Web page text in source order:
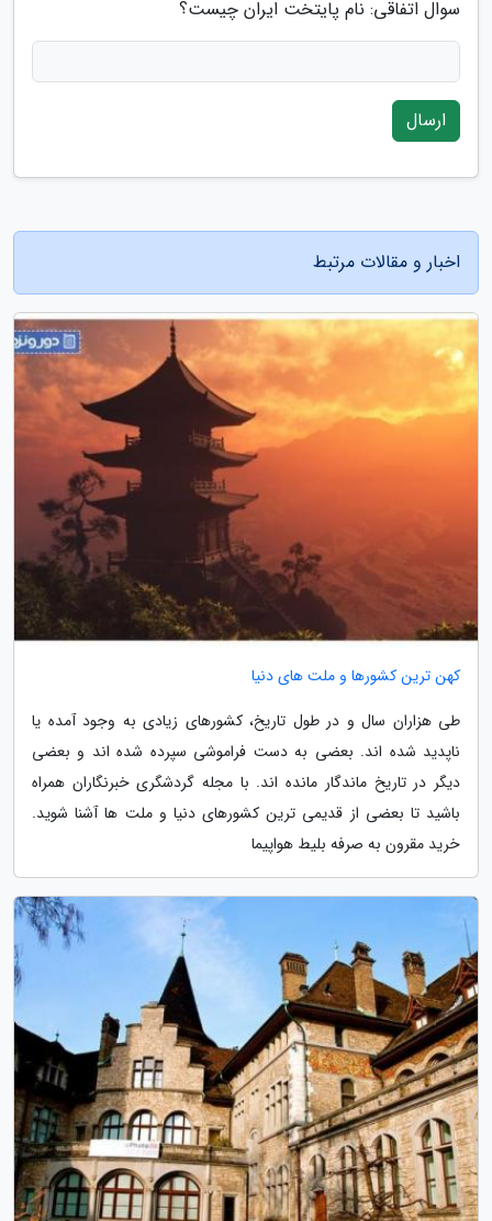
سوال اتفاقی: نام پایتخت ایران چیست؟
ارسال
اخبار و مقالات مرتبط
کهن ترین کشورها و ملت های دنیا
طی هزاران سال و در طول تاریخ، کشورهای زیادی به وجود آمده یا
ناپدید شده اند. بعضی به دست فراموشی سپرده شده اند و بعضی
دیگر در تاریخ ماندگار مانده اند. با مجله گردشگری خبرنگاران همراه
باشید تا بعضی از قدیمی ترین کشورهای دنیا و ملت ها آشنا شوید.
خرید مقرون به صرفه بلیط هواپیما